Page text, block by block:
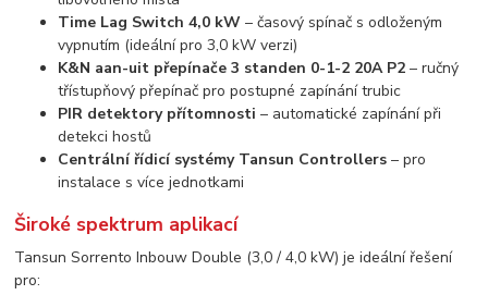
Time Lag Switch 4,0 kW – časový spínač s odloženým
vypnutím (ideální pro 3,0 kW verzi)
K&N aan-uit přepínače 3 standen 0-1-2 20A P2 – ručný
třístupňový přepínač pro postupné zapínání trubic
PIR detektory přítomnosti – automatické zapínání při
detekci hostů
Centrální řídicí systémy Tansun Controllers – pro
instalace s více jednotkami
Široké spektrum aplikací
Tansun Sorrento Inbouw Double (3,0 / 4,0 kW) je ideální řešení
pro: